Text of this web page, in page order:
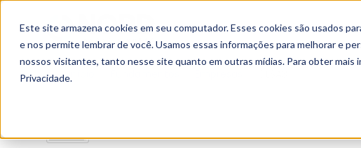
Este site armazena cookies em seu computador. Esses cookies são usados
e nos permite lembrar de você. Usamos essas informações para melhorar e
nossos visitantes, tanto nesse site quanto em outras mídias. Para obter mais
Privacidade.
Grupo Nord